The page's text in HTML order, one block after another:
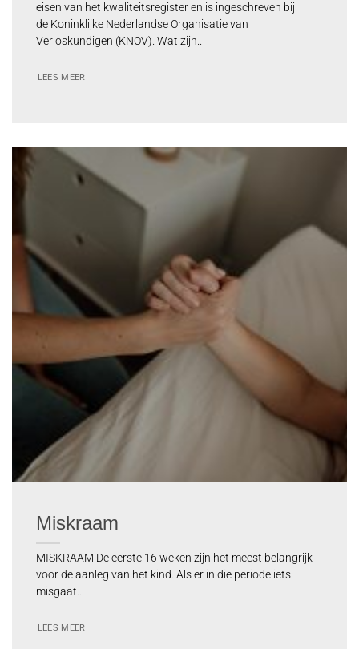
eisen van het kwaliteitsregister en is ingeschreven bij
de Koninklijke Nederlandse Organisatie van
Verloskundigen (KNOV). Wat zijn..
LEES MEER
Miskraam
MISKRAAM De eerste 16 weken zijn het meest belangrijk
voor de aanleg van het kind. Als er in die periode iets
misgaat..
LEES MEER